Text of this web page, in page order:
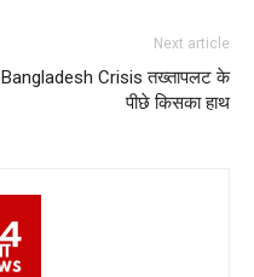
Next article
Bangladesh Crisis तख्तापलट के
पीछे किसका हाथ